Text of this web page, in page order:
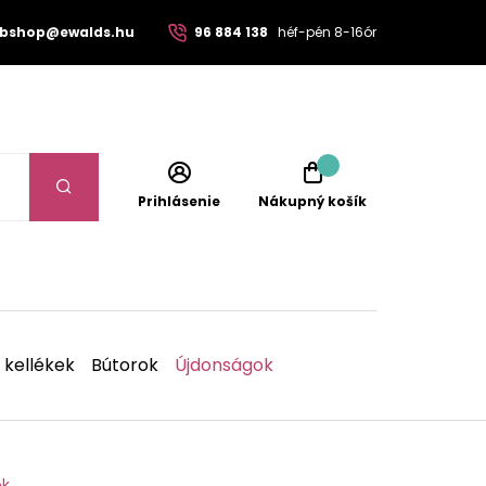
96 884 138 héf-pén 8-16ór
Prihlásenie Nákupný košík
Bútorok Újdonságok